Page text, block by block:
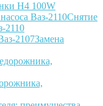
H4 100W
Снятие
2110
Замена